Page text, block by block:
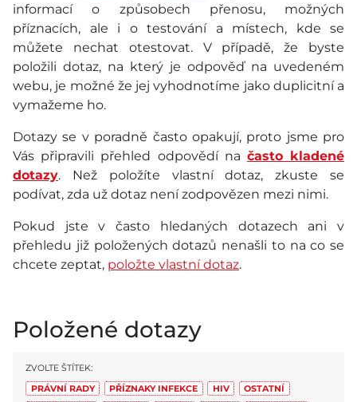
informací o způsobech přenosu, možných
příznacích, ale i o testování a místech, kde se
můžete nechat otestovat. V případě, že byste
položili dotaz, na který je odpověď na uvedeném
webu, je možné že jej vyhodnotíme jako duplicitní a
vymažeme ho.
Dotazy se v poradně často opakují, proto jsme pro
Vás připravili přehled odpovědí na často kladené
dotazy. Než položíte vlastní dotaz, zkuste se
podívat, zda už dotaz není zodpovězen mezi nimi.
Pokud jste v často hledaných dotazech ani v
přehledu již položených dotazů nenašli to na co se
chcete zeptat, položte vlastní dotaz.
Položené dotazy
ZVOLTE ŠTÍTEK:
PRÁVNÍ RADY PŘÍZNAKY INFEKCE HIV
OSTATNÍ